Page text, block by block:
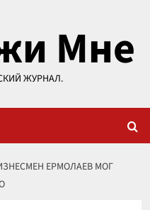
Мне
ЖУРНАЛ.
ЕРМОЛАЕВ МОГ